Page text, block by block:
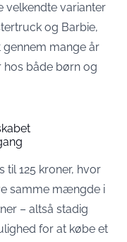
varianter
og Barbie,
mange år
både børn og
125 kroner, hvor
samme mængde i
– altså stadig
for at købe et